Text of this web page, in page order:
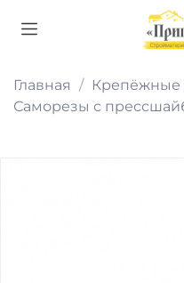
Главная Крепёжные
Саморезы с